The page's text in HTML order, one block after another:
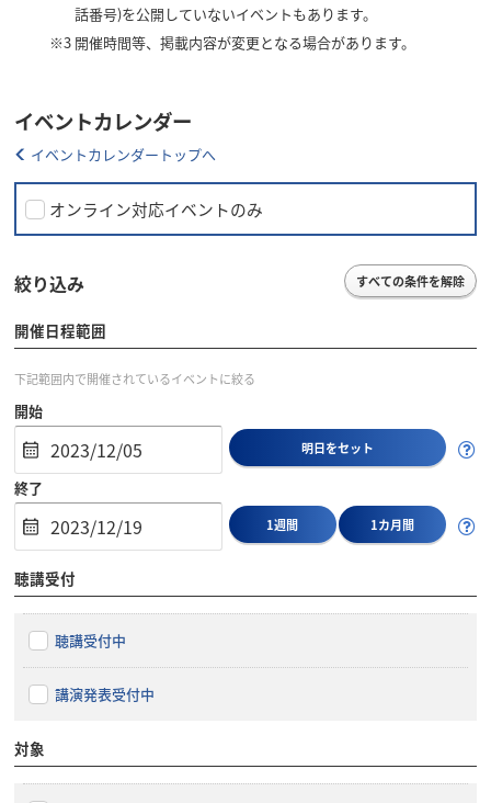
話番号)を公開していないイベントもあります。
※3 開催時間等、掲載内容が変更となる場合があります。
イベントカレンダー
イベントカレンダートップへ
オンライン対応イベントのみ
絞り込み すべての条件を解除
開催日程範囲
下記範囲内で開催されているイベントに絞る
開始
明日をセット
終了
1週間 1カ月間
聴講受付
聴講受付中
講演発表受付中
対象